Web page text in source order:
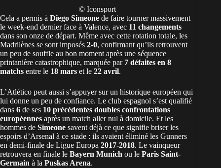
© Iconsport
Cela a permis à Diego Simeone de faire tourner massivement
le week-end dernier face à Valence, avec 11 changements
dans son onze de départ. Même avec cette rotation totale, les
Madrilènes se sont imposés 2-0, confirmant qu’ils retrouvent
un peu de souffle au bon moment après une séquence
printanière catastrophique, marquée par 7 défaites en 8
matchs entre le 18 mars et le 22 avril.
L’Atlético peut aussi s’appuyer sur un historique européen qui
lui donne un peu de confiance. Le club espagnol s’est qualifié
dans 6 de ses 10 précédentes doubles confrontations
européennes après un match aller nul à domicile. Et les
hommes de Simeone savent déjà ce que signifie briser les
espoirs d’Arsenal à ce stade : ils avaient éliminé les Gunners
en demi-finale de Ligue Europa 2017-2018. Le vainqueur
retrouvera en finale le Bayern Munich ou le Paris Saint-
Germain à la Puskas Arena.